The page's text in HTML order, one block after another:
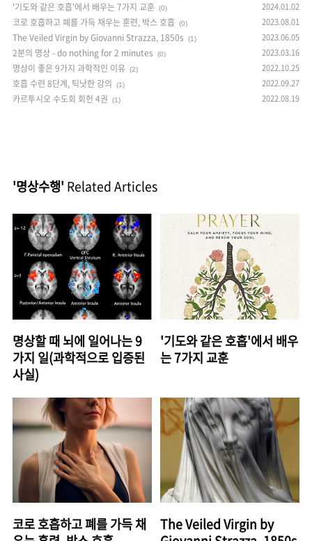
'기도와 같은 호흡'에서 배우는 7가지 교훈 (0) 2024.01.02
코로 호흡하고 폐를 가득 채우는 훈련, 박스 호흡 (0) 2023.08.01
The Veiled Virgin by Giovanni Strazza, 1850s (1) 2023.06.05
2분의 명상 - do nothing for 2 minutes (0) 2023.03.16
명상이 좋은 9가지 과학적인 이유 (2) 2022.10.25
호흡 수련 8단계, 틱낫한 강의 (1) 2022.09.27
카르투시오 수도회 회헌 4권 (1) 2022.08.19
'명상수행' Related Articles
명상할 때 뇌에 일어나는 9
가지 일(과학적으로 입증된
사실)
'기도와 같은 호흡'에서 배우
는 7가지 교훈
코로 호흡하고 폐를 가득 채
The Veiled Virgin by